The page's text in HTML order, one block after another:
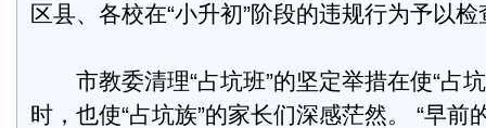
区县、各校在“小升初”阶段的违规行为予以检
市教委清理“占坑班”的坚定举措在使“占坑
时，也使“占坑族”的家长们深感茫然。 “早前